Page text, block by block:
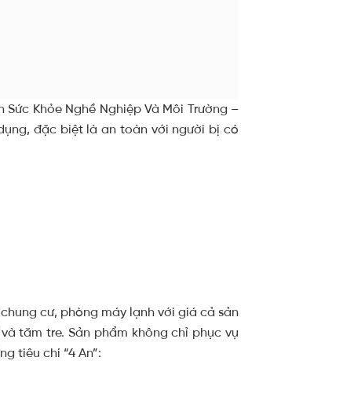
Khỏe Nghề Nghiệp Và Môi Trường –
đặc biệt là an toàn với người bị có
cư, phòng máy lạnh với giá cả sản
tăm tre. Sản phẩm không chỉ phục vụ
tiêu chí “4 An”: